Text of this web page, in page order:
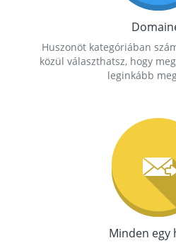
Huszonöt kategóriában
közül választhatsz, hogy
leginkább
Minden egy